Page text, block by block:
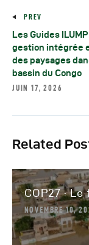
PREV
Les Guides
gestion intégrée
des paysages
bassin du Congo
JUIN 17, 2026
Related
COP27 :
NOVEMBRE 10,